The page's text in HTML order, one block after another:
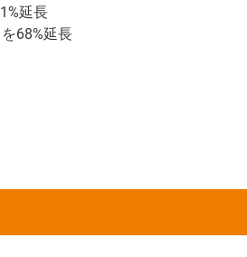
延長
68%延長